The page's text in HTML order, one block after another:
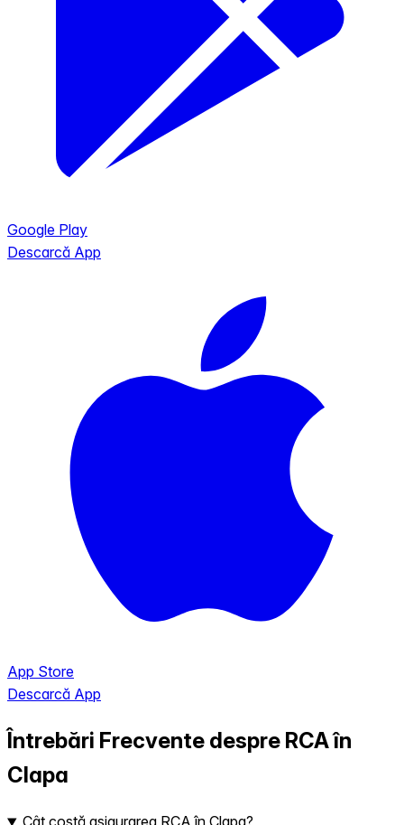
Google Play
Descarcă App
App Store
Descarcă App
Întrebări Frecvente despre RCA în
Clapa